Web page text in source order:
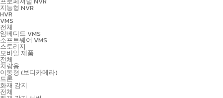
지능형 NVR
HVR
VMS
전체
임베디드 VMS
소프트웨어 VMS
스토리지
모바일 제품
전체
차량용
이동형 (보디카메라)
드론
화재 감지
전체